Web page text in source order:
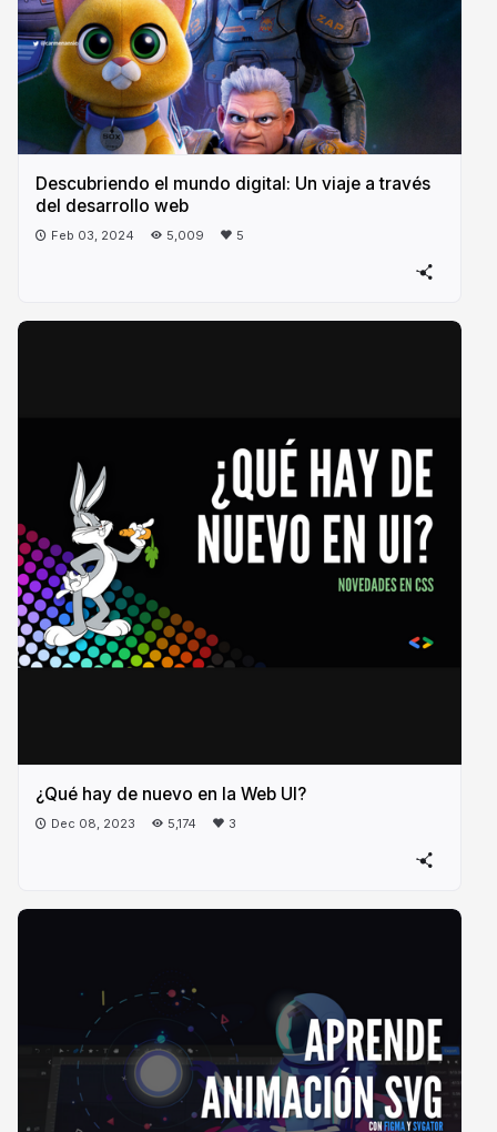
Descubriendo el mundo digital: Un viaje a través
del desarrollo web
Feb 03, 2024 5,009 5
¿Qué hay de nuevo en la Web UI?
Dec 08, 2023 5,174 3